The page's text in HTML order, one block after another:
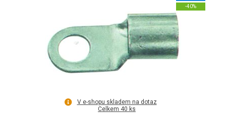
-40%
V e-shopu skladem na dotaz
Celkem 40 ks